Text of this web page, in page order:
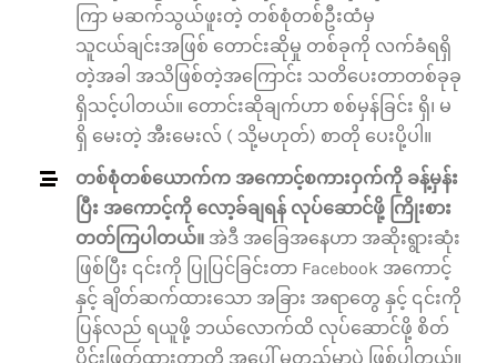
ကြာ မဆက်သွယ်ဖူးတဲ့ တစ်စုံတစ်ဦးထံမှ
သူငယ်ချင်းအဖြစ် တောင်းဆိုမှု တစ်ခုကို လက်ခံရရှိ
တဲ့အခါ အသိဖြစ်တဲ့အကြောင်း သတိပေးတာတစ်ခုခု
ရှိသင့်ပါတယ်။ တောင်းဆိုချက်ဟာ စစ်မှန်ခြင်း ရှိ၊ မ
ရှိ မေးတဲ့ အီးမေးလ် ( သို့မဟုတ်) စာတို ပေးပို့ပါ။
တစ်စုံတစ်ယောက်က အကောင့်စကားဝှက်ကို ခန့်မှန်း
ပြီး အကောင့်ကို လော့ခ်ချရန် လုပ်ဆောင်ဖို့ ကြိုးစား
တတ်ကြပါတယ်။ အဲဒီ အခြေအနေဟာ အဆိုးရွားဆုံး
ဖြစ်ပြီး ၎င်းကို ပြုပြင်ခြင်းတာ Facebook အကောင့်
နှင့် ချိတ်ဆက်ထားသော အခြား အရာတွေ နှင့် ၎င်းကို
ပြန်လည် ရယူဖို့ ဘယ်လောက်ထိ လုပ်ဆောင်ဖို့ စိတ်
ပိုင်းဖြတ်ထားတာတို့ အပေါ် မူတည်မှာပဲ ဖြစ်ပါတယ်။